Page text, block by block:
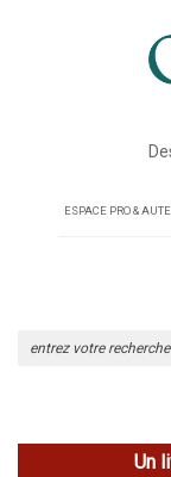
ESPACE PRO &
Un